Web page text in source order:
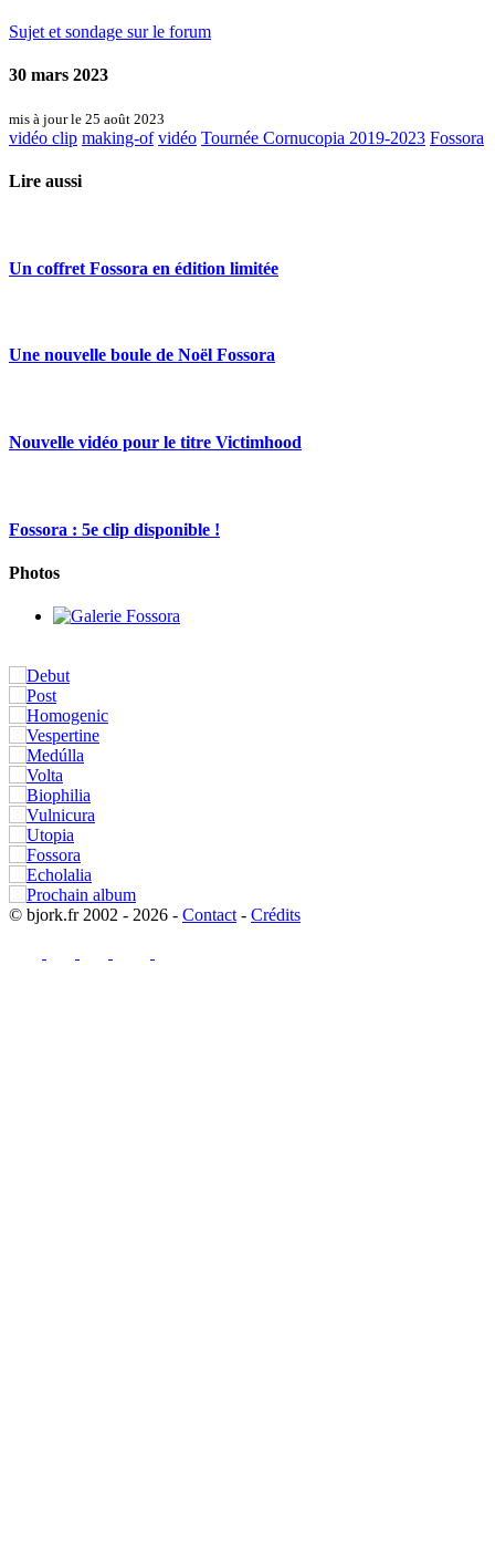
Sujet et sondage sur le forum
30 mars 2023
mis à jour le 25 août 2023
vidéo clip making-of vidéo Tournée Cornucopia 2019-2023 Fossora
Lire aussi
Un coffret Fossora en édition limitée
Une nouvelle boule de Noël Fossora
Nouvelle vidéo pour le titre Victimhood
Fossora : 5e clip disponible !
Photos
© bjork.fr 2002 - 2026 - Contact - Crédits